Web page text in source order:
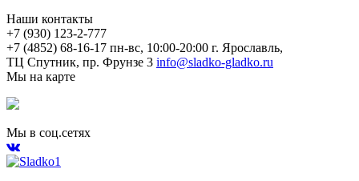
Наши контакты
+7 (930) 123-2-777
+7 (4852) 68-16-17 пн-вс, 10:00-20:00 г. Ярославль,
ТЦ Спутник, пр. Фрунзе 3 info@sladko-gladko.ru
Мы на карте
Мы в соц.сетях